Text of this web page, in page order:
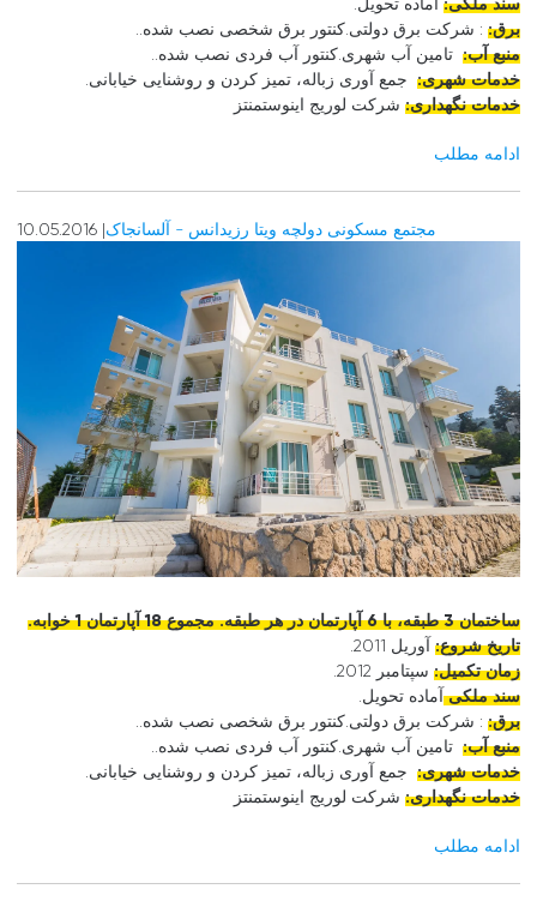
سند ملکی:
برق: : شرکت برق دولتی.کنتور برق شخصی نصب شده..
منبع آب: تامین آب شهری.کنتور آب فردی نصب شده..
خدمات شهری: جمع آوری زباله، تمیز کردن و روشنایی خیابانی.
خدمات نگهداری: شرکت لوریج اینوستمنتز
ادامه مطلب
مجتمع مسکونی دولچه ویتا رزیدانس - آلسانجاک| 10.05.2016
ساختمان 3 طبقه، با 6 آپارتمان در هر طبقه. مجموع 18 آپارتمان 1 خوابه.
تاریخ شروع: آوریل 2011.
زمان تکمیل: سپتامبر 2012.
سند ملکیآماده تحویل.
برق: : شرکت برق دولتی.کنتور برق شخصی نصب شده..
منبع آب: تامین آب شهری.کنتور آب فردی نصب شده..
خدمات شهری: جمع آوری زباله، تمیز کردن و روشنایی خیابانی.
خدمات نگهداری: شرکت لوریج اینوستمنتز
ادامه مطلب